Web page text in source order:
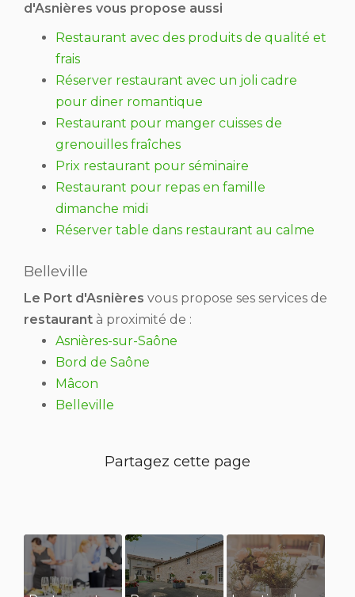
d'Asnières vous propose aussi
Restaurant avec des produits de qualité et
frais
Réserver restaurant avec un joli cadre
pour diner romantique
Restaurant pour manger cuisses de
grenouilles fraîches
Prix restaurant pour séminaire
Restaurant pour repas en famille
dimanche midi
Réserver table dans restaurant au calme
Belleville
Le Port d'Asnières vous propose ses services de
restaurant à proximité de :
Asnières-sur-Saône
Bord de Saône
Mâcon
Belleville